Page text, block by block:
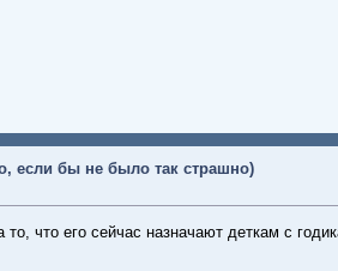
если бы не было так страшно)
что его сейчас назначают деткам с